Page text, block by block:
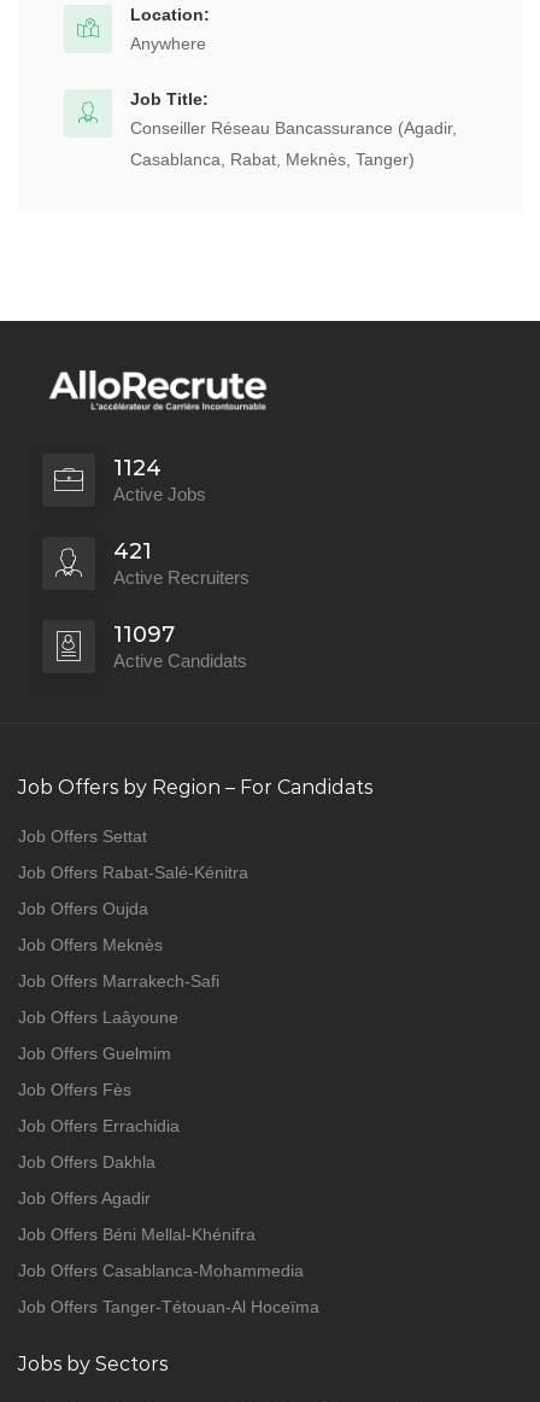
Location:
Anywhere
Job Title:
Conseiller Réseau Bancassurance (Agadir,
Casablanca, Rabat, Meknès, Tanger)
1124
Active Jobs
421
Active Recruiters
11097
Active Candidats
Job Offers by Region – For Candidats
Job Offers Settat
Job Offers Rabat-Salé-Kénitra
Job Offers Oujda
Job Offers Meknès
Job Offers Marrakech-Safi
Job Offers Laâyoune
Job Offers Guelmim
Job Offers Fès
Job Offers Errachidia
Job Offers Dakhla
Job Offers Agadir
Job Offers Béni Mellal-Khénifra
Job Offers Casablanca-Mohammedia
Job Offers Tanger-Tétouan-Al Hoceïma
Jobs by Sectors